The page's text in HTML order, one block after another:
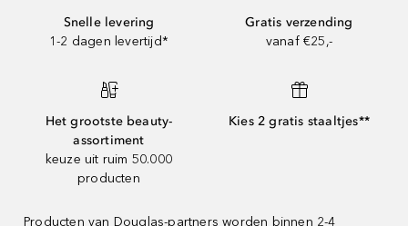
Snelle levering
1-2 dagen levertijd*
Gratis verzending
vanaf €25,-
Het grootste beauty-
assortiment
keuze uit ruim 50.000
producten
Kies 2 gratis staaltjes**
Producten van Douglas-partners worden binnen 2-4